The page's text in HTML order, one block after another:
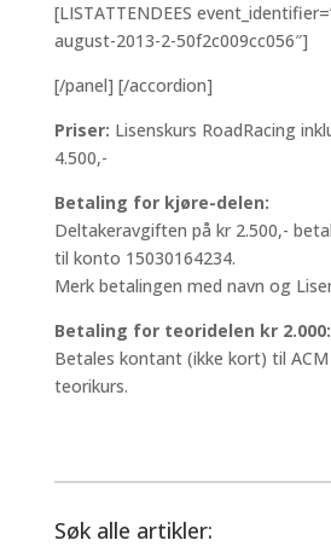
[LISTATTENDEES
august-2013-2-50f2c009cc056″]
[/panel] [/accordion]
Priser: Lisenskurs RoadRacing
4.500,-
Betaling for kjøre-delen:
Deltakeravgiften på kr 2.500,-
til konto 15030164234.
Merk betalingen med navn og
Betaling for teoridelen kr 2.000:
Betales kontant (ikke kort) til
teorikurs.
Søk alle artikler: